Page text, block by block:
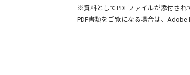
※資料としてPDFファイルが添付され
PDF書類をご覧になる場合は、 Adobe